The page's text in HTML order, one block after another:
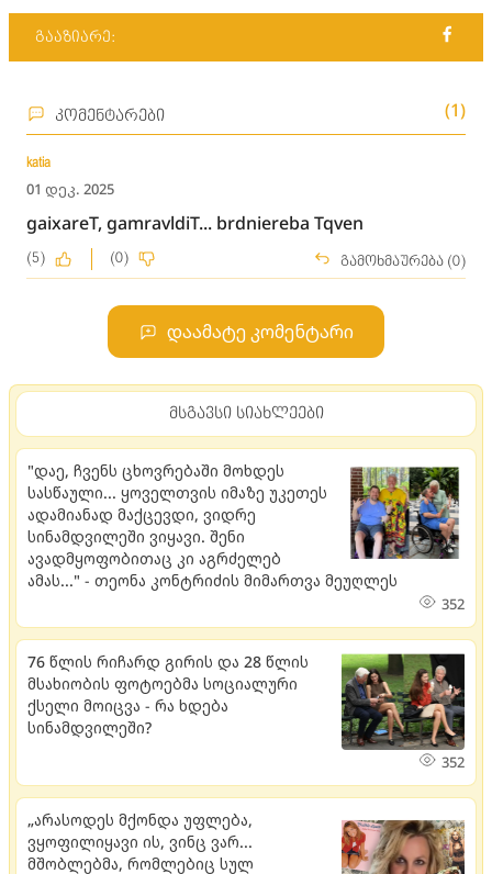
გააზიარე:
კომენტარები (1)
katia
01 დეკ. 2025
gaixareT, gamravldiT... brdniereba Tqven
(5) (0) გამოხმაურება (0)
დაამატე კომენტარი
მსგავსი სიახლეები
"დაე, ჩვენს ცხოვრებაში მოხდეს
სასწაული... ყოველთვის იმაზე უკეთეს
ადამიანად მაქცევდი, ვიდრე
სინამდვილეში ვიყავი. შენი
ავადმყოფობითაც კი აგრძელებ
ამას..." - თეონა კონტრიძის მიმართვა მეუღლეს
352
76 წლის რიჩარდ გირის და 28 წლის
მსახიობის ფოტოებმა სოციალური
ქსელი მოიცვა - რა ხდება
სინამდვილეში?
352
„არასოდეს მქონდა უფლება,
ვყოფილიყავი ის, ვინც ვარ...
მშობლებმა, რომლებიც სულ